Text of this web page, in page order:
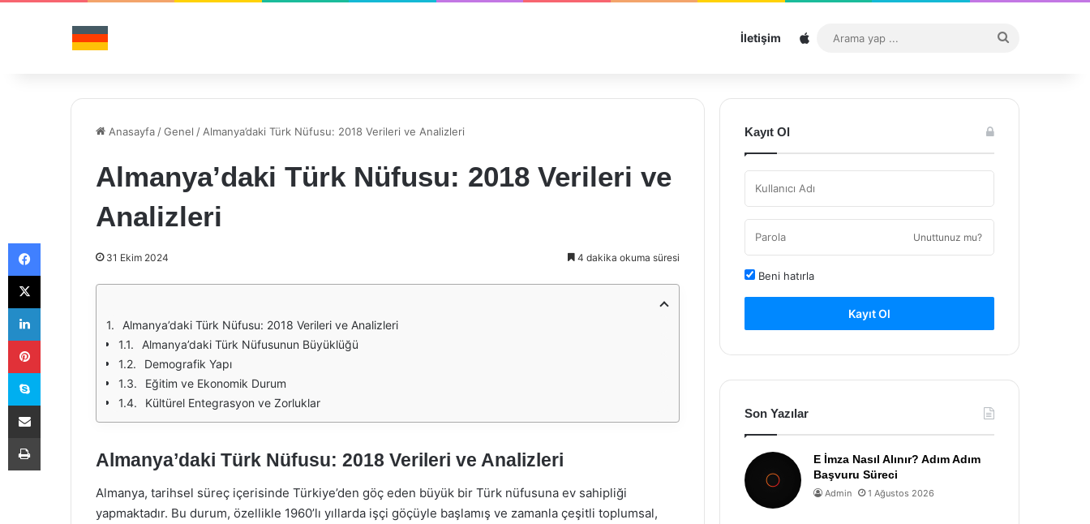
İletişim Sitemap
...
Anasayfa /Genel / Almanya’daki Türk Nüfusu: 2018 Verileri ve Analizleri
Almanya’daki Türk Nüfusu: 2018 Verileri ve
Analizleri
31 Ekim 2024 4 dakika okuma süresi
Almanya’daki Türk Nüfusu: 2018 Verileri ve Analizleri
Almanya’daki Türk Nüfusunun Büyüklüğü
Demografik Yapı
Eğitim ve Ekonomik Durum
Kültürel Entegrasyon ve Zorluklar
Almanya’daki Türk Nüfusu: 2018 Verileri ve Analizleri
Almanya, tarihsel süreç içerisinde Türkiye’den göç eden büyük bir Türk nüfusuna ev sahipliği
yapmaktadır. Bu durum, özellikle 1960’lı yıllarda işçi göçüyle başlamış ve zamanla çeşitli toplumsal,
Kayıt Ol
Unuttunuz mu?
Beni hatırla
Kayıt Ol
Son Yazılar
E İmza Nasıl Alınır? Adım Adım
Başvuru Süreci
Admin 1 Ağustos 2026
Facebook
X
LinkedIn
Pinterest
Skype
E-Posta ile paylaş